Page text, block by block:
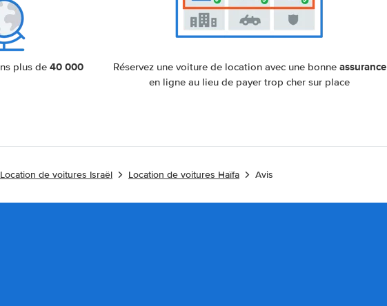
plus de 40 000
Réservez une voiture de location avec une bonne assurance
en ligne au lieu de payer trop cher sur place
Location de voitures Israël Location de voitures Haïfa Avis